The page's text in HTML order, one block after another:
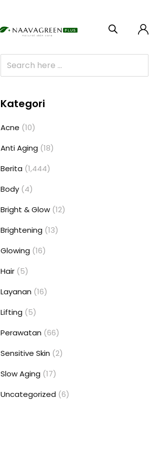
Kategori
Acne (10)
Anti Aging (18)
Berita (1,444)
Body (4)
Bright & Glow (12)
Brightening (13)
Glowing (16)
Hair (5)
Layanan (16)
Lifting (5)
Perawatan (66)
Sensitive Skin (2)
Slow Aging (17)
Uncategorized (6)